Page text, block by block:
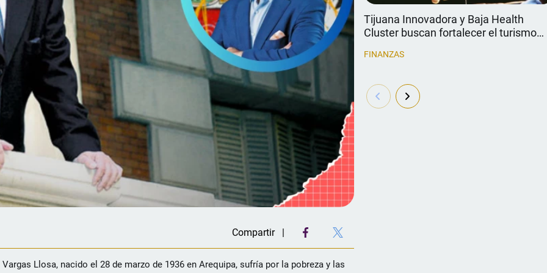
Compartir
Llosa, nacido el 28 de marzo de 1936 en Arequipa, sufría por la pobreza y las
Tijuana Innovadora y Baja Health
Cluster buscan fortalecer el turismo
FINANZAS